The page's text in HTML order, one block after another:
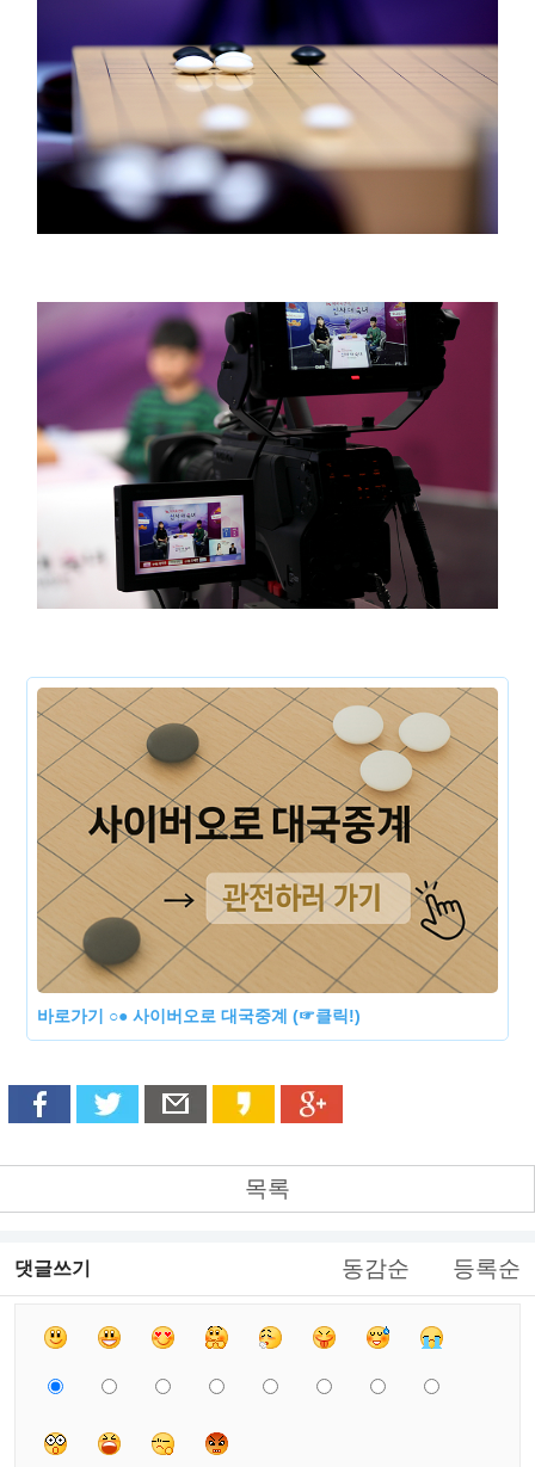
바로가기 ○● 사이버오로 대국중계 (☞클릭!)
목록
댓글쓰기 동감순 등록순